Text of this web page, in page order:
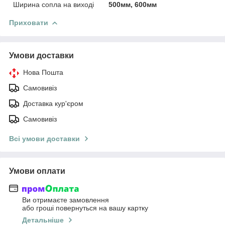
Ширина сопла на виході
500мм, 600мм
Приховати
Умови доставки
Нова Пошта
Самовивіз
Доставка кур'єром
Самовивіз
Всі умови доставки
Умови оплати
Ви отримаєте замовлення
або гроші повернуться на вашу картку
Детальніше